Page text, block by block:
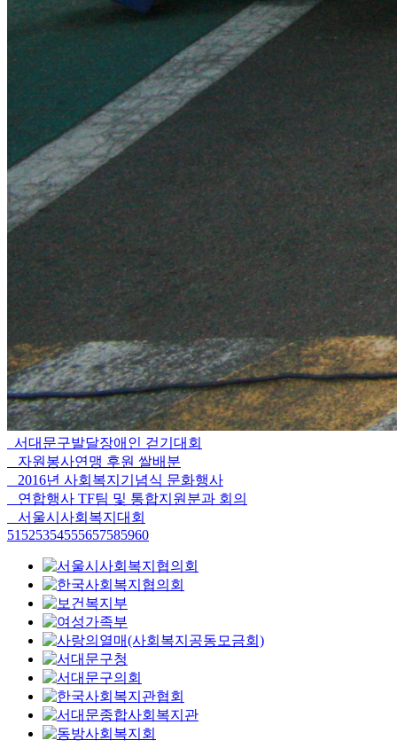
서대문구발달장애인 걷기대회
자원봉사연맹 후원 쌀배분
2016년 사회복지기념식 문화행사
연합행사 TF팀 및 통합지원분과 회의
서울시사회복지대회
51 525354555657585960